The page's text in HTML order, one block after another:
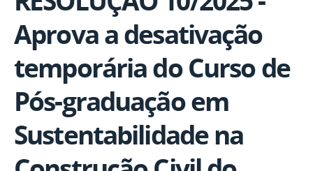
Aprova a desativação
temporária do Curso de
Pós-graduação em
Sustentabilidade na